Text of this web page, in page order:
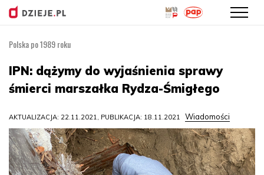
treści
Polska po 1989 roku
IPN: dążymy do wyjaśnienia sprawy
śmierci marszałka Rydza-Śmigłego
AKTUALIZACJA: 22.11.2021, PUBLIKACJA: 18.11.2021 Wiadomości